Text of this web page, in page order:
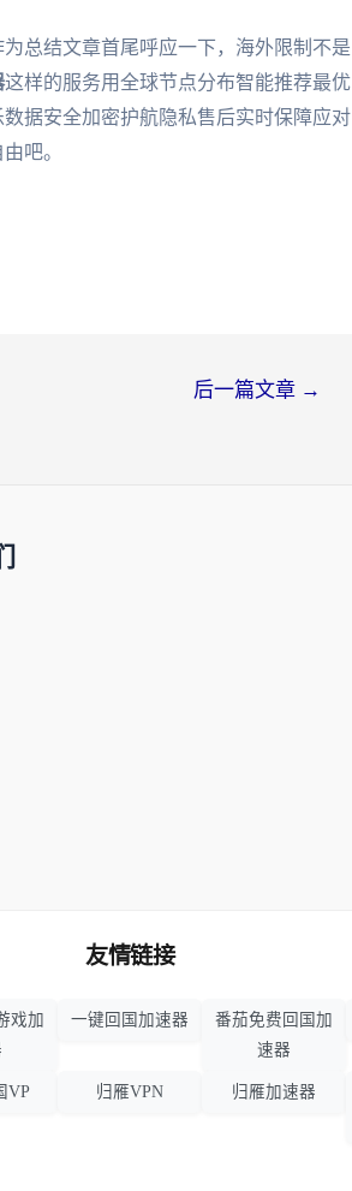
总结文章首尾呼应一下，海外限制不是
这样的服务用全球节点分布智能推荐最优
据安全加密护航隐私售后实时保障应对
吧。
后一篇文章 →
友情链接
戏加
一键回国加速器
番茄免费回国加
速器
VP 归雁VPN 归雁加速器